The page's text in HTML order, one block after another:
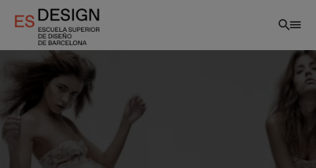
contenido
principal